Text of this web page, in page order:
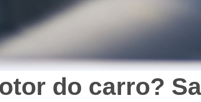
do carro?